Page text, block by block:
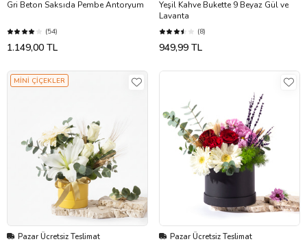
Gri Beton Saksıda Pembe Antoryum
(54)
1.149,00 TL
Yeşil Kahve Bukette 9 Beyaz Gül ve
Lavanta
(8)
949,99 TL
MİNİ ÇİÇEKLER
Pazar Ücretsiz Teslimat Pazar Ücretsiz Teslimat